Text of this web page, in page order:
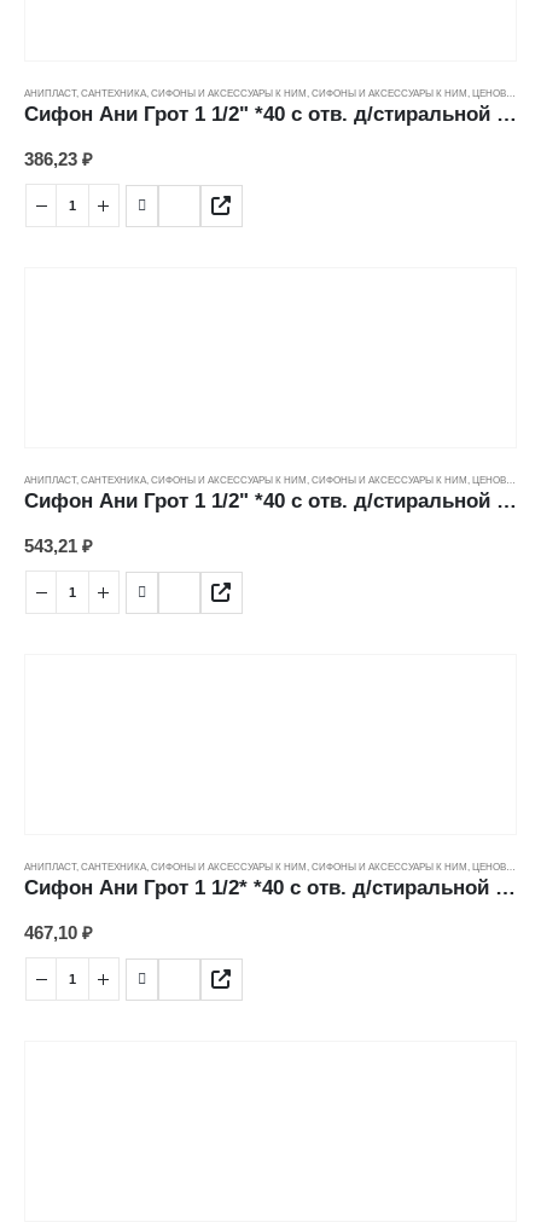
АНИПЛАСТ, САНТЕХНИКА СИФОНЫ И АКСЕССУАРЫ К НИМ СИФОНЫ И АКСЕССУАРЫ К НИМ ЦЕНОВЫЕ ГРУППЫ
Сифон Ани Грот 1 1/2" *40 с отв. д/стиральной машины А2000
386,23 ₽
АНИПЛАСТ, САНТЕХНИКА СИФОНЫ И АКСЕССУАРЫ К НИМ СИФОНЫ И АКСЕССУАРЫ К НИМ ЦЕНОВЫЕ ГРУППЫ
Сифон Ани Грот 1 1/2" *40 с отв. д/стиральной машины, с выпуском, с гибкой трубой (40*40/50мм) А1015
543,21 ₽
АНИПЛАСТ, САНТЕХНИКА СИФОНЫ И АКСЕССУАРЫ К НИМ СИФОНЫ И АКСЕССУАРЫ К НИМ ЦЕНОВЫЕ ГРУППЫ
Сифон Ани Грот 1 1/2* *40 с отв. д/стиральной машины, с гибкой трубой (40*40/50мм) А2015
467,10 ₽